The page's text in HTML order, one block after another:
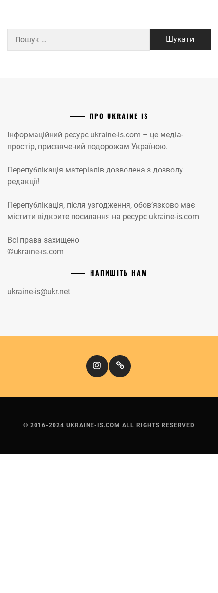
ПРО UKRAINE IS
Інформаційний ресурс ukraine-is.com – це медіа-
простір, присвячений подорожам Україною.
Перепублікація матеріалів дозволена з дозволу
редакції!
Перепублікація, після узгодження, обов’язково має
містити відкрите посилання на ресурс ukraine-is.com
Всі права захищено
©ukraine-is.com
НАПИШІТЬ НАМ
ukraine-is@ukr.net
InstagramКіномандри
© 2016-2024 UKRAINE-IS.COM ALL RIGHTS RESERVED